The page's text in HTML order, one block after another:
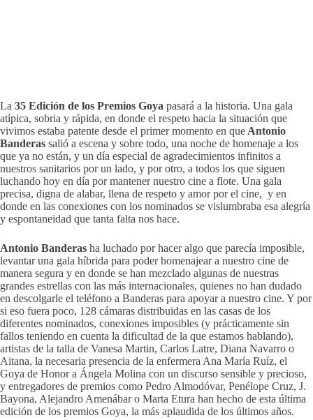
La 35 Edición de los Premios Goya pasará a la historia. Una gala
atípica, sobria y rápida, en donde el respeto hacia la situación que
vivimos estaba patente desde el primer momento en que Antonio
Banderas salió a escena y sobre todo, una noche de homenaje a los
que ya no están, y un día especial de agradecimientos infinitos a
nuestros sanitarios por un lado, y por otro, a todos los que siguen
luchando hoy en día por mantener nuestro cine a flote. Una gala
precisa, digna de alabar, llena de respeto y amor por el cine, y en
donde en las conexiones con los nominados se vislumbraba esa alegría
y espontaneidad que tanta falta nos hace.
Antonio Banderas ha luchado por hacer algo que parecía imposible,
levantar una gala híbrida para poder homenajear a nuestro cine de
manera segura y en donde se han mezclado algunas de nuestras
grandes estrellas con las más internacionales, quienes no han dudado
en descolgarle el teléfono a Banderas para apoyar a nuestro cine. Y por
si eso fuera poco, 128 cámaras distribuidas en las casas de los
diferentes nominados, conexiones imposibles (y prácticamente sin
fallos teniendo en cuenta la dificultad de la que estamos hablando),
artistas de la talla de Vanesa Martin, Carlos Latre, Diana Navarro o
Aitana, la necesaria presencia de la enfermera Ana María Ruíz, el
Goya de Honor a Ángela Molina con un discurso sensible y precioso,
y entregadores de premios como Pedro Almodóvar, Penélope Cruz, J.
Bayona, Alejandro Amenábar o Marta Etura han hecho de esta última
edición de los premios Goya, la más aplaudida de los últimos años.